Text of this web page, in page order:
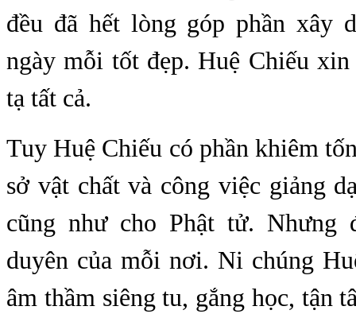
đều đã hết lòng góp phần xây
ngày mỗi tốt đẹp. Huệ Chiếu xin
tạ tất cả.
Tuy Huệ Chiếu có phần khiêm
sở vật chất và công việc giảng
cũng như cho Phật tử. Nhưng
duyên của mỗi nơi. Ni chúng
âm thầm siêng tu, gắng học, tận